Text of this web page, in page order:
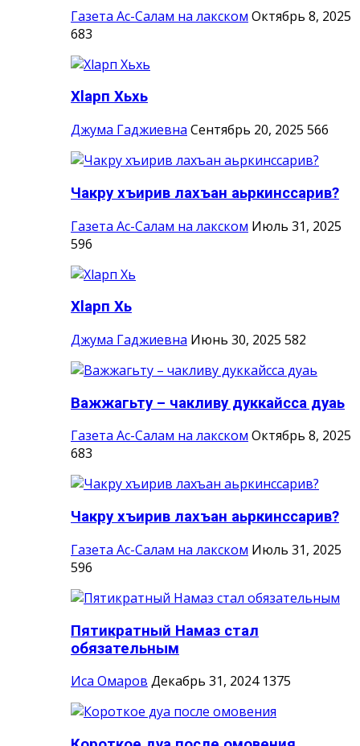
Газета Ас-Салам на лакском Октябрь 8, 2025
683
Хlарп Хьхь
Джума Гаджиевна Сентябрь 20, 2025 566
Чакру хъирив лахъан аьркинссарив?
Газета Ас-Салам на лакском Июль 31, 2025
596
Хlарп Хь
Джума Гаджиевна Июнь 30, 2025 582
Важжагьту – чакливу дуккайсса дуаь
Газета Ас-Салам на лакском Октябрь 8, 2025
683
Чакру хъирив лахъан аьркинссарив?
Газета Ас-Салам на лакском Июль 31, 2025
596
Пятикратный Намаз стал
обязательным
Иса Омаров Декабрь 31, 2024 1375